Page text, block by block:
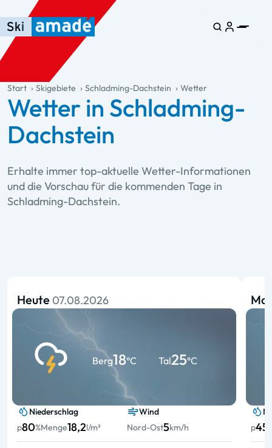
Zum Haupt-Inhalt springen
Springe zur Tabelle
Zur Haupt-Navigation springen
general.table-of-content
Start Skigebiete Schladming-Dachstein Wetter
Wetter in Schladming-
Dachstein
Erhalte immer top-aktuelle Wetter-Informationen
und die Vorschau für die kommenden Tage in
Schladming-Dachstein.
Heute 07.08.2026
Berg18°C Tal25°C
Niederschlag
p80%Menge18,2l/m²
Wind
Nord-Ost5km/h
p45